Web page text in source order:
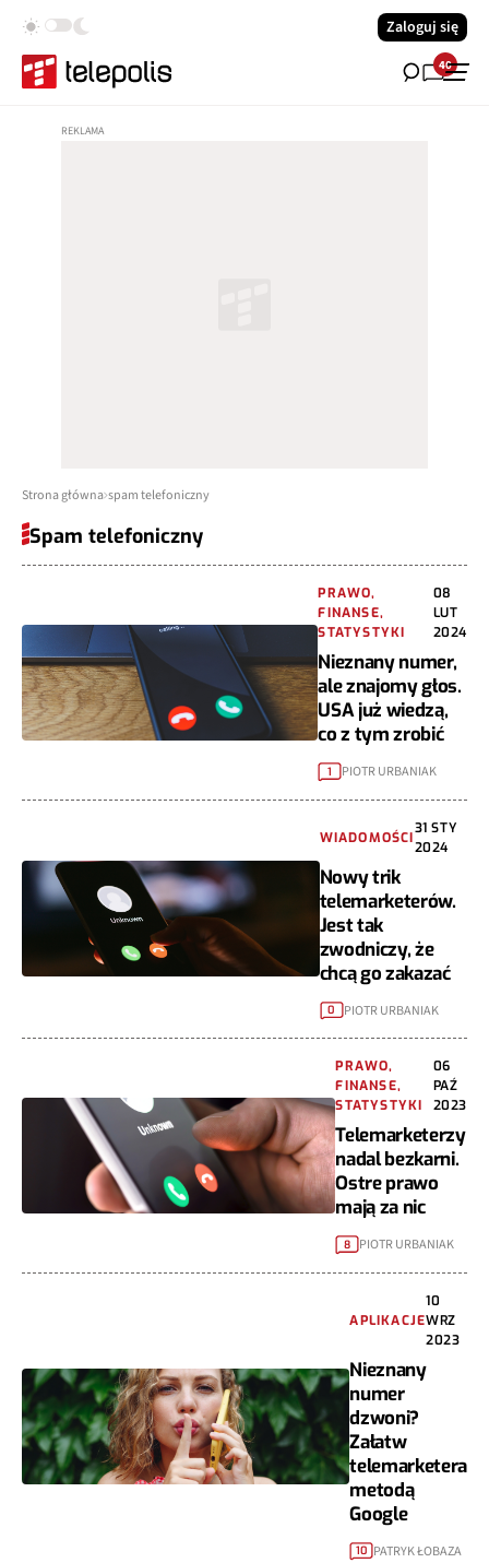
Zaloguj się
40
Strona główna spam telefoniczny
Spam telefoniczny
PRAWO,
FINANSE,
STATYSTYKI
08
LUT
2024
Nieznany numer,
ale znajomy głos.
USA już wiedzą,
co z tym zrobić
1 PIOTR URBANIAK
WIADOMOŚCI
31 STY
2024
Nowy trik
telemarketerów.
Jest tak
zwodniczy, że
chcą go zakazać
0 PIOTR URBANIAK
PRAWO,
FINANSE,
STATYSTYKI
06
PAŹ
2023
Telemarketerzy
nadal bezkarni.
Ostre prawo
mają za nic
8 PIOTR URBANIAK
APLIKACJE
10
WRZ
2023
Nieznany
numer
dzwoni?
Załatw
telemarketera
metodą
Google
10 PATRYK ŁOBAZA